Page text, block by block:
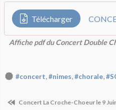
Télécharger
Affiche pdf du Concert Double
#concert,#nimes,#chorale,
Concert La Croche-Choeur le 9